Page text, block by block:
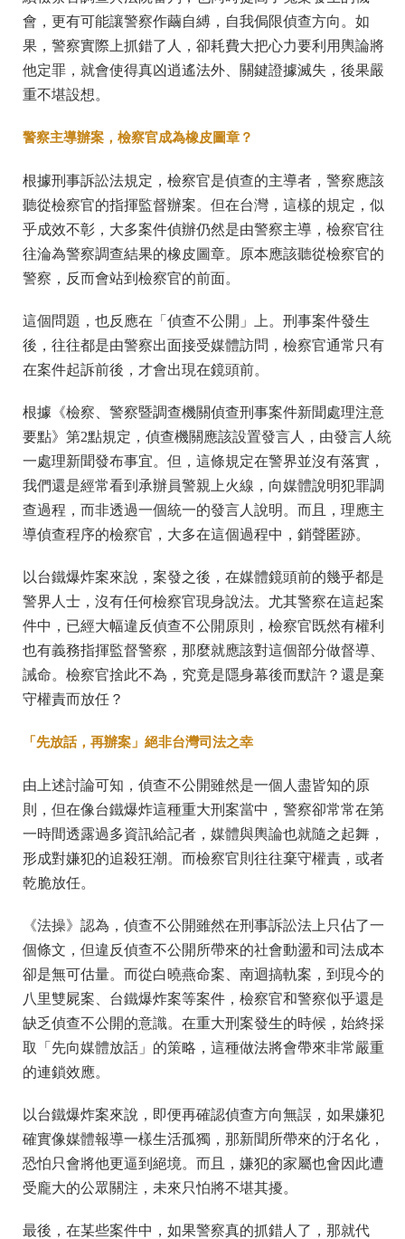
會，更有可能讓警察作繭自縛，自我侷限偵查方向。如
果，警察實際上抓錯了人，卻耗費大把心力要利用輿論將
他定罪，就會使得真凶逍遙法外、關鍵證據滅失，後果嚴
重不堪設想。
警察主導辦案，檢察官成為橡皮圖章？
根據刑事訴訟法規定，檢察官是偵查的主導者，警察應該
聽從檢察官的指揮監督辦案。但在台灣，這樣的規定，似
乎成效不彰，大多案件偵辦仍然是由警察主導，檢察官往
往淪為警察調查結果的橡皮圖章。原本應該聽從檢察官的
警察，反而會站到檢察官的前面。
這個問題，也反應在「偵查不公開」上。刑事案件發生
後，往往都是由警察出面接受媒體訪問，檢察官通常只有
在案件起訴前後，才會出現在鏡頭前。
根據《檢察、警察暨調查機關偵查刑事案件新聞處理注意
要點》第2點規定，偵查機關應該設置發言人，由發言人統
一處理新聞發布事宜。但，這條規定在警界並沒有落實，
我們還是經常看到承辦員警親上火線，向媒體說明犯罪調
查過程，而非透過一個統一的發言人說明。而且，理應主
導偵查程序的檢察官，大多在這個過程中，銷聲匿跡。
以台鐵爆炸案來說，案發之後，在媒體鏡頭前的幾乎都是
警界人士，沒有任何檢察官現身說法。尤其警察在這起案
件中，已經大幅違反偵查不公開原則，檢察官既然有權利
也有義務指揮監督警察，那麼就應該對這個部分做督導、
誡命。檢察官捨此不為，究竟是隱身幕後而默許？還是棄
守權責而放任？
「先放話，再辦案」絕非台灣司法之幸
由上述討論可知，偵查不公開雖然是一個人盡皆知的原
則，但在像台鐵爆炸這種重大刑案當中，警察卻常常在第
一時間透露過多資訊給記者，媒體與輿論也就隨之起舞，
形成對嫌犯的追殺狂潮。而檢察官則往往棄守權責，或者
乾脆放任。
《法操》認為，偵查不公開雖然在刑事訴訟法上只佔了一
個條文，但違反偵查不公開所帶來的社會動盪和司法成本
卻是無可估量。而從白曉燕命案、南迴搞軌案，到現今的
八里雙屍案、台鐵爆炸案等案件，檢察官和警察似乎還是
缺乏偵查不公開的意識。在重大刑案發生的時候，始終採
取「先向媒體放話」的策略，這種做法將會帶來非常嚴重
的連鎖效應。
以台鐵爆炸案來說，即便再確認偵查方向無誤，如果嫌犯
確實像媒體報導一樣生活孤獨，那新聞所帶來的汙名化，
恐怕只會將他更逼到絕境。而且，嫌犯的家屬也會因此遭
受龐大的公眾關注，未來只怕將不堪其擾。
最後，在某些案件中，如果警察真的抓錯人了，那就代